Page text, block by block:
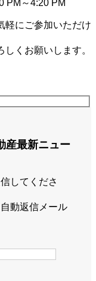
PM～4:20 PM
軽にご参加いただけ
くお願いします。
産最新ニュー
してくださ
動返信メール